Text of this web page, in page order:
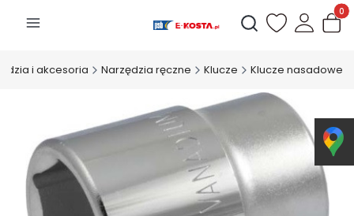
Otwórz wyszukiwarkę
i akcesoria Narzędzia ręczne Klucze Klucze nasadowe